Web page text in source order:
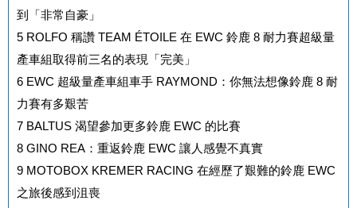
到「非常自豪」
5 ROLFO 稱讚 TEAM ÉTOILE 在 EWC 鈴鹿 8 耐力賽超級量
產車組取得前三名的表現「完美」
6 EWC 超級量產車組車手 RAYMOND：你無法想像鈴鹿 8 耐
力賽有多艱苦
7 BALTUS 渴望參加更多鈴鹿 EWC 的比賽
8 GINO REA：重返鈴鹿 EWC 讓人感覺不真實
9 MOTOBOX KREMER RACING 在經歷了艱難的鈴鹿 EWC
之旅後感到沮喪